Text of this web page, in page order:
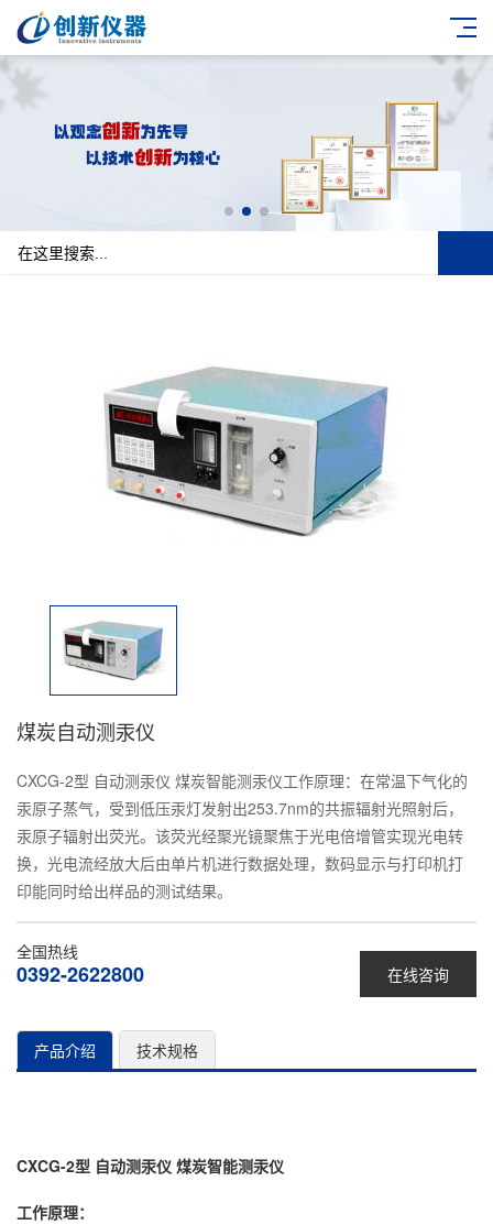
煤炭自动测汞仪
CXCG-2型 自动测汞仪 煤炭智能测汞仪工作原理：在常温下气化的
汞原子蒸气，受到低压汞灯发射出253.7nm的共振辐射光照射后，
汞原子辐射出荧光。该荧光经聚光镜聚焦于光电倍增管实现光电转
换，光电流经放大后由单片机进行数据处理，数码显示与打印机打
印能同时给出样品的测试结果。
在线咨询
全国热线
0392-2622800
产品介绍 技术规格
CXCG-2型 自动测汞仪 煤炭智能测汞仪
工作原理：